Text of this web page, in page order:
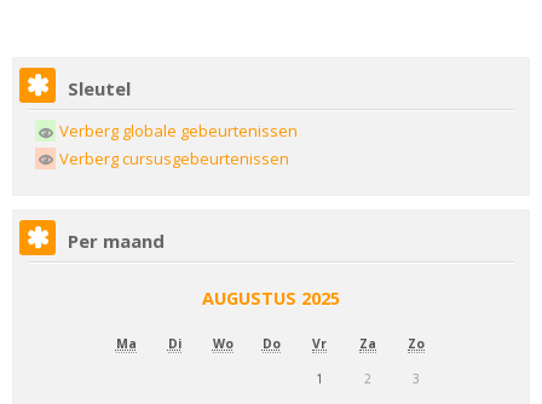
Sleutel
Verberg globale gebeurtenissen
Verberg cursusgebeurtenissen
Per maand
AUGUSTUS 2025
Ma Di Wo Do Vr Za Zo
1 2 3